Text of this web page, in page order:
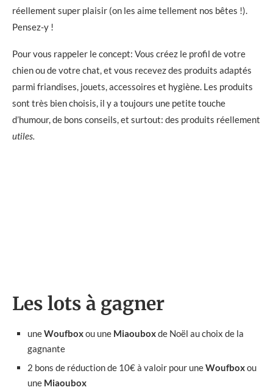
réellement super plaisir (on les aime tellement nos bêtes !).
Pensez-y !
Pour vous rappeler le concept: Vous créez le profil de votre
chien ou de votre chat, et vous recevez des produits adaptés
parmi friandises, jouets, accessoires et hygiène. Les produits
sont très bien choisis, il y a toujours une petite touche
d’humour, de bons conseils, et surtout: des produits réellement
utiles.
Les lots à gagner
uneWoufboxou une Miaouboxde Noël au choix de la
gagnante
2 bons de réduction de 10€ à valoir pour uneWoufboxou
une Miaoubox